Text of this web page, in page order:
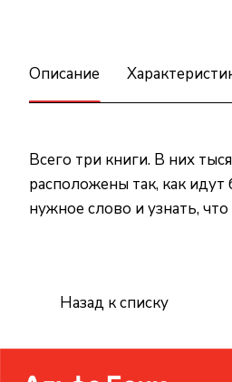
Описание
Всего три книги. В них
расположены так, как
нужное слово и узнать,
Назад к списку